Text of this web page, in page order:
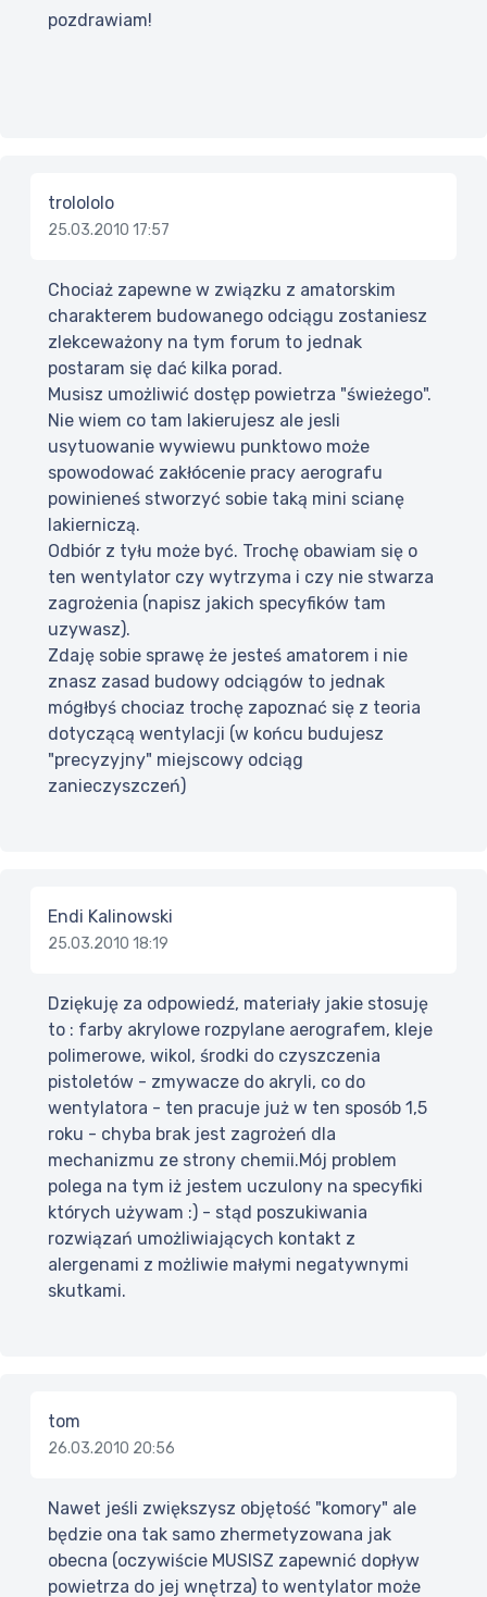
pozdrawiam!
trolololo
25.03.2010 17:57
Chociaż zapewne w związku z amatorskim
charakterem budowanego odciągu zostaniesz
zlekceważony na tym forum to jednak
postaram się dać kilka porad.
Musisz umożliwić dostęp powietrza "świeżego".
Nie wiem co tam lakierujesz ale jesli
usytuowanie wywiewu punktowo może
spowodować zakłócenie pracy aerografu
powinieneś stworzyć sobie taką mini scianę
lakierniczą.
Odbiór z tyłu może być. Trochę obawiam się o
ten wentylator czy wytrzyma i czy nie stwarza
zagrożenia (napisz jakich specyfików tam
uzywasz).
Zdaję sobie sprawę że jesteś amatorem i nie
znasz zasad budowy odciągów to jednak
mógłbyś chociaz trochę zapoznać się z teoria
dotyczącą wentylacji (w końcu budujesz
"precyzyjny" miejscowy odciąg
zanieczyszczeń)
Endi Kalinowski
25.03.2010 18:19
Dziękuję za odpowiedź, materiały jakie stosuję
to : farby akrylowe rozpylane aerografem, kleje
polimerowe, wikol, środki do czyszczenia
pistoletów - zmywacze do akryli, co do
wentylatora - ten pracuje już w ten sposób 1,5
roku - chyba brak jest zagrożeń dla
mechanizmu ze strony chemii.Mój problem
polega na tym iż jestem uczulony na specyfiki
których używam :) - stąd poszukiwania
rozwiązań umożliwiających kontakt z
alergenami z możliwie małymi negatywnymi
skutkami.
tom
26.03.2010 20:56
Nawet jeśli zwiększysz objętość "komory" ale
będzie ona tak samo zhermetyzowana jak
obecna (oczywiście MUSISZ zapewnić dopływ
powietrza do jej wnętrza) to wentylator może